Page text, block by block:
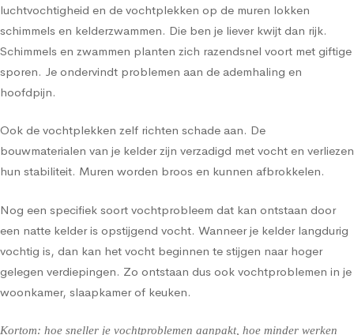
luchtvochtigheid en de vochtplekken op de muren lokken
schimmels en kelderzwammen. Die ben je liever kwijt dan rijk.
Schimmels en zwammen planten zich razendsnel voort met giftige
sporen. Je ondervindt problemen aan de ademhaling en
hoofdpijn.
Ook de vochtplekken zelf richten schade aan. De
bouwmaterialen van je kelder zijn verzadigd met vocht en verliezen
hun stabiliteit. Muren worden broos en kunnen afbrokkelen.
Nog een specifiek soort vochtprobleem dat kan ontstaan door
een natte kelder is opstijgend vocht. Wanneer je kelder langdurig
vochtig is, dan kan het vocht beginnen te stijgen naar hoger
gelegen verdiepingen. Zo ontstaan dus ook vochtproblemen in je
woonkamer, slaapkamer of keuken.
Kortom: hoe sneller je vochtproblemen aanpakt, hoe minder werken